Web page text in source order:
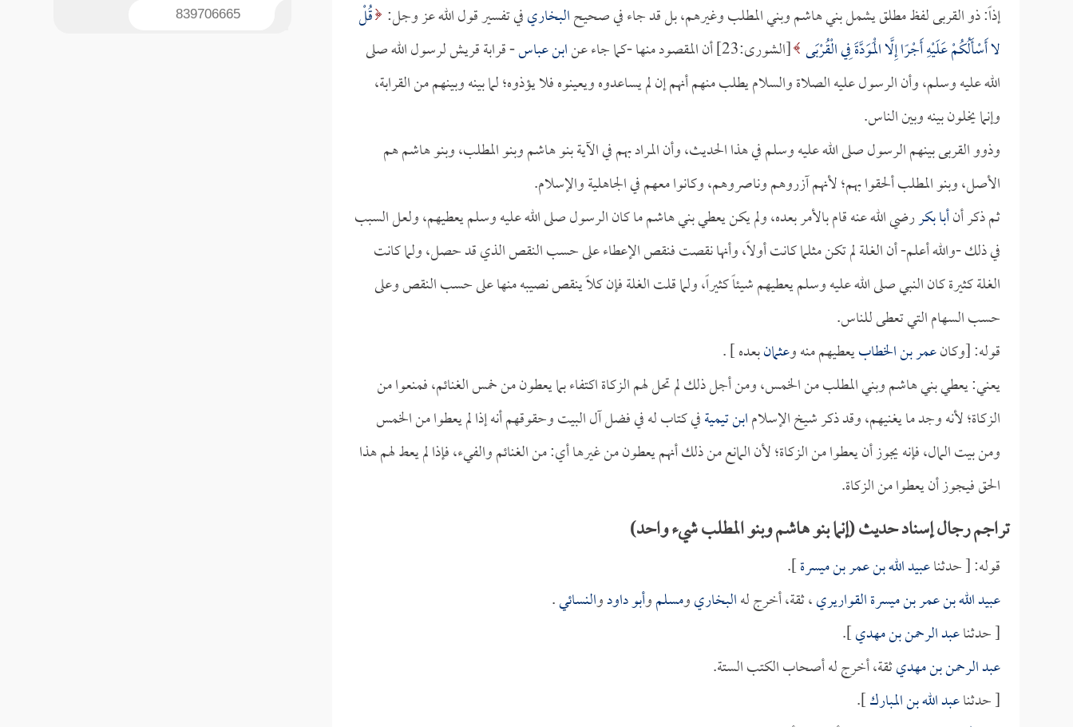
إذاً: ذو القربى لفظ مطلق يشمل بني هاشم وبني المطلب وغيرهم، بل قد جاء في صحيحالبخاريفي تفسير قول الله عز وجل: قُلْ
لا أَسْأَلُكُمْ عَلَيْهِ أَجْرًا إِلَّا الْمَوَدَّةَ فِي الْقُرْبَى [الشورى:23] أن المقصود منها -كما جاء عن ابن عباس- قرابة قريش لرسول الله صلى
الله عليه وسلم، وأن الرسول عليه الصلاة والسلام يطلب منهم أنهم إن لم يساعدوه ويعينوه فلا يؤذوه؛ لما بينه وبينهم من القرابة،
وإنما يخلون بينه وبين الناس.
وذوو القربى بينهم الرسول صلى الله عليه وسلم في هذا الحديث، وأن المراد بهم في الآية بنو هاشم وبنو المطلب، وبنو هاشم هم
الأصل، وبنو المطلب ألحقوا بهم؛ لأنهم آزروهم وناصروهم، وكانوا معهم في الجاهلية والإسلام.
ثم ذكر أنأبا بكررضي الله عنه قام بالأمر بعده، ولم يكن يعطي بني هاشم ما كان الرسول صلى الله عليه وسلم يعطيهم، ولعل السبب
في ذلك -والله أعلم- أن الغلة لم تكن مثلما كانت أولاً، وأنها نقصت فنقص الإعطاء على حسب النقص الذي قد حصل، ولما كانت
الغلة كثيرة كان النبي صلى الله عليه وسلم يعطيهم شيئاً كثيراً، ولما قلت الغلة فإن كلاً ينقص نصيبه منها على حسب النقص وعلى
حسب السهام التي تعطى للناس.
قوله: [وكانعمر بن الخطابيعطيهم منه وعثمانبعده ] .
يعني: يعطي بني هاشم وبني المطلب من الخمس، ومن أجل ذلك لم تحل لهم الزكاة اكتفاء بما يعطون من خمس الغنائم، فمنعوا من
الزكاة؛ لأنه وجد ما يغنيهم، وقد ذكر شيخ الإسلامابن تيميةفي كتاب له في فضل آل البيت وحقوقهم أنه إذا لم يعطوا من الخمس
ومن بيت المال، فإنه يجوز أن يعطوا من الزكاة؛ لأن المانع من ذلك أنهم يعطون من غيرها أي: من الغنائم والفيء، فإذا لم يعط لهم هذا
الحق فيجوز أن يعطوا من الزكاة.
تراجم رجال إسناد حديث (إنما بنو هاشم وبنو المطلب شيء واحد)
قوله: [ حدثناعبيد الله بن عمر بن ميسرة].
عبيد الله بن عمر بن ميسرة القواريري، ثقة، أخرج لهالبخاريومسلموأبو داودوالنسائي.
[ حدثناعبد الرحمن بن مهدي].
عبد الرحمن بن مهديثقة، أخرج له أصحاب الكتب الستة.
[ حدثناعبد الله بن المبارك].
839706665